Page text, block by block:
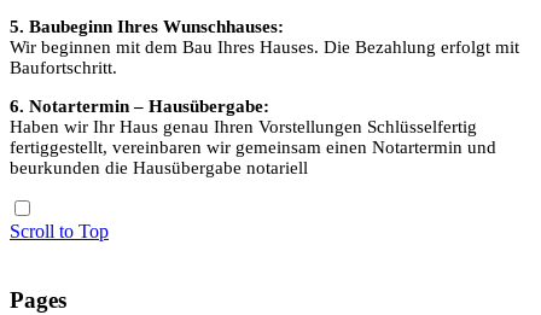
5. Baubeginn Ihres Wunschhauses:
Wir beginnen mit dem Bau Ihres Hauses. Die Bezahlung erfolgt mit
Baufortschritt.
6. Notartermin – Hausübergabe:
Haben wir Ihr Haus genau Ihren Vorstellungen Schlüsselfertig
fertiggestellt, vereinbaren wir gemeinsam einen Notartermin und
beurkunden die Hausübergabe notariell
Scroll to Top
Pages